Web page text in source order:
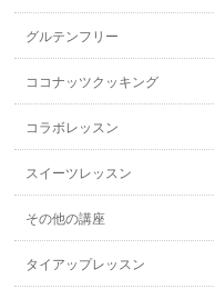
グルテンフリー
ココナッツクッキング
コラボレッスン
スイーツレッスン
その他の講座
タイアップレッスン